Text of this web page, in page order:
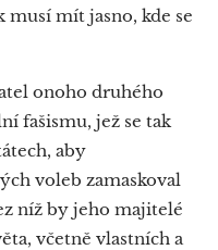
mít jasno, kde se
onoho druhého
fašismu, jež se tak
aby
voleb zamaskoval
níž by jeho majitelé
včetně vlastních a